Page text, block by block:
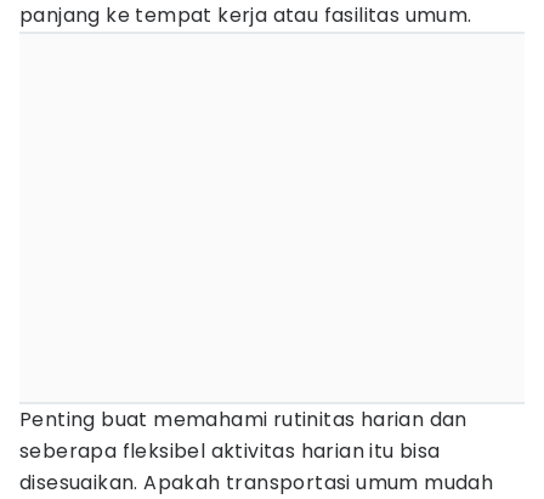
panjang ke tempat kerja atau fasilitas umum.
Penting buat memahami rutinitas harian dan
seberapa fleksibel aktivitas harian itu bisa
disesuaikan. Apakah transportasi umum mudah